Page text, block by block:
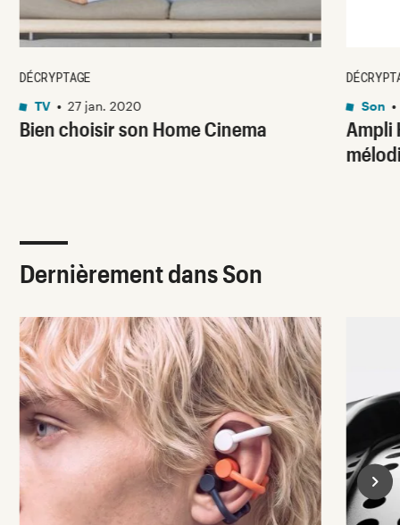
Bien choisir son Home Cinema
DÉCRYPTAGE
TV • 27 jan. 2020
Ampli
Son •
Dernièrement dans Son